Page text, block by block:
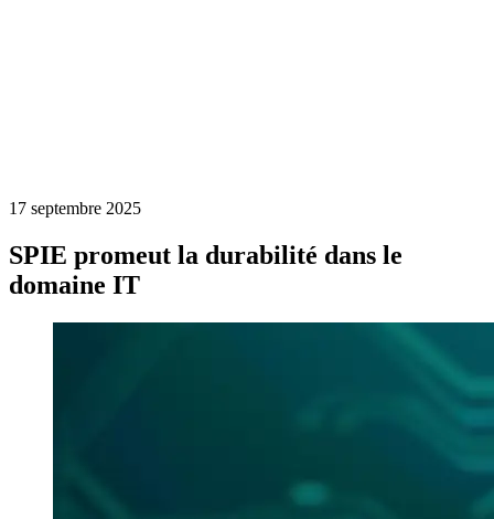
17 septembre 2025
SPIE promeut la durabilité dans le
domaine IT